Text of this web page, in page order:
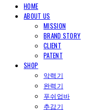
HOME
ABOUT US
MISSION
BRAND STORY
CLIENT
PATENT
SHOP
악력기
완력기
푸쉬업바
추감기